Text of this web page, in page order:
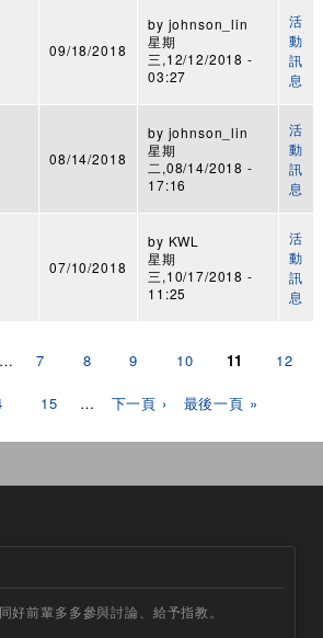
09/18/2018
by johnson_lin
星期
三,12/12/2018 -
03:27
活
動
訊
息
08/14/2018
by johnson_lin
星期
二,08/14/2018 -
17:16
活
動
訊
息
07/10/2018
by KWL
星期
三,10/17/2018 -
11:25
活
動
訊
息
… 7 8 9 10 11 12
15 … 下一頁 › 最後一頁 »
好前輩多多參與討論、給予指教。